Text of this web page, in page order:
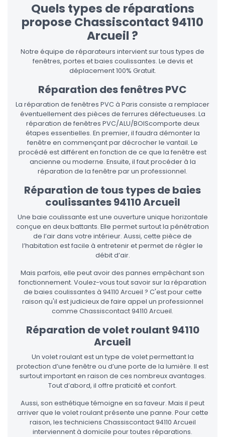
Quels types de réparations
propose Chassiscontact 94110
Arcueil ?
Notre équipe de réparateurs intervient sur tous types de
fenêtres, portes et baies coulissantes. Le devis et
déplacement 100% Gratuit.
Réparation des fenêtres PVC
La réparation de fenêtres PVC à Paris consiste a remplacer
éventuellement des pièces de ferrures défectueuses. La
réparation de fenêtres PVC/ALU/BOIScomporte deux
étapes essentielles. En premier, il faudra démonter la
fenêtre en commençant par décrocher le vantail. Le
procédé est différent en fonction de ce que la fenêtre est
ancienne ou moderne. Ensuite, il faut procéder à la
réparation de la fenêtre par un professionnel.
Réparation de tous types de baies
coulissantes 94110 Arcueil
Une baie coulissante est une ouverture unique horizontale
conçue en deux battants. Elle permet surtout la pénétration
de l’air dans votre intérieur. Aussi, cette pièce de
l’habitation est facile à entretenir et permet de régler le
débit d’air.
Mais parfois, elle peut avoir des pannes empêchant son
fonctionnement. Voulez-vous tout savoir sur la réparation
de baies coulissantes à 94110 Arcueil ? C'est pour cette
raison qu'il est judicieux de faire appel un professionnel
comme Chassiscontact 94110 Arcueil.
Réparation de volet roulant 94110
Arcueil
Un volet roulant est un type de volet permettant la
protection d’une fenêtre ou d’une porte de la lumière. Il est
surtout important en raison de ces nombreux avantages.
Tout d’abord, il offre praticité et confort.
Aussi, son esthétique témoigne en sa faveur. Mais il peut
arriver que le volet roulant présente une panne. Pour cette
raison, les techniciens Chassiscontact 94110 Arcueil
interviennent à domicile pour toutes réparations.